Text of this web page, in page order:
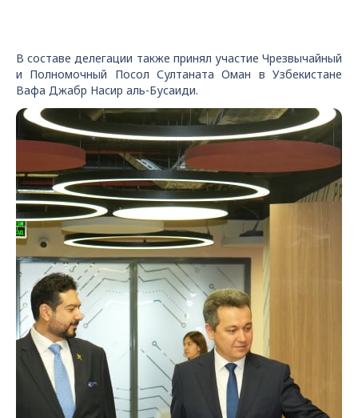
В составе делегации также принял участие Чрезвычайный
и Полномочный Посол Султаната Оман в Узбекистане
Вафа Джабр Насир аль-Бусаиди.